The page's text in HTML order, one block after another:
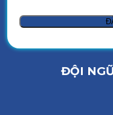
ĐỘI